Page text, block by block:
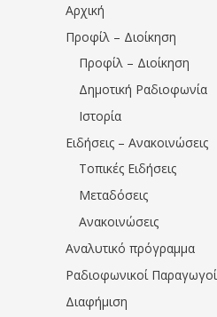
Αρχική
Προφίλ – Διοίκηση
Προφίλ – Διοίκηση
Δημοτική Ραδιοφωνία
Ιστορία
Ειδήσεις – Ανακοινώσεις
Τοπικές Ειδήσεις
Μεταδόσεις
Ανακοινώσεις
Αναλυτικό πρόγραμμα
Ραδιοφωνικοί Παραγωγοί
Διαφήμιση